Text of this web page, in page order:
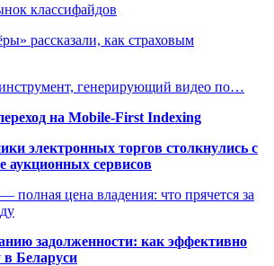
классифайдов
рассказали, как страховым
генерирующий видео по…
на Mobile-First Indexing
электронных торгов столкнулись с
аукционных сервисов
полная цена владения: что прячется за
задолженности: как эффективно
в Беларуси